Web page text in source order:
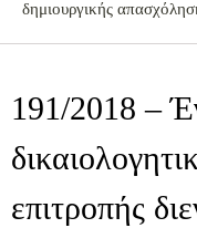
δημιουργικής
191/2018 –
επιτροπής